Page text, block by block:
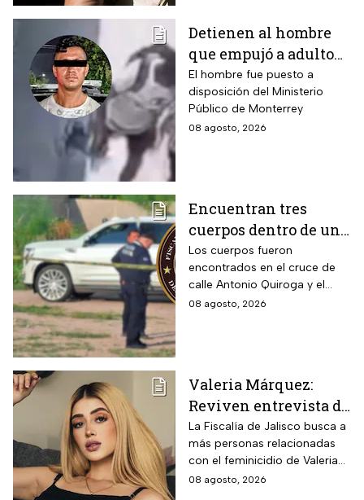
Detienen al hombre
que empujó a adulto
mayor frente a un
tráiler en Monterrey
El hombre fue puesto a
disposición del Ministerio
Público de Monterrey
08 agosto, 2026
Encuentran tres
cuerpos dentro de una
camioneta de lujo en
Hermosillo;
investigan posible
riña
Los cuerpos fueron
encontrados en el cruce de
calle Antonio Quiroga y el
Boulevard Camino del Serie
08 agosto, 2026
Valeria Márquez:
Reviven entrevista de
Vivian de la torre en
donde se deslindó del
feminicidio de su
amiga
La Fiscalía de Jalisco busca a
más personas relacionadas
con el feminicidio de Valeria
Márquez, mientras vuelve a
08 agosto, 2026